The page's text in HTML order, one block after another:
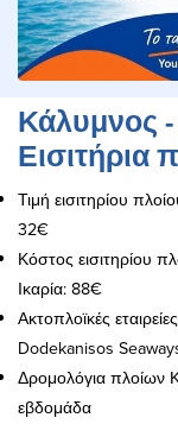
Κάλυμνος -
Εισιτήρια
Τιμή εισιτηρίου
32€
Κόστος εισιτηρίου
Ικαρία: 88€
Ακτοπλοϊκές
Dodekanisos
Δρομολόγια πλοίων
εβδομάδα